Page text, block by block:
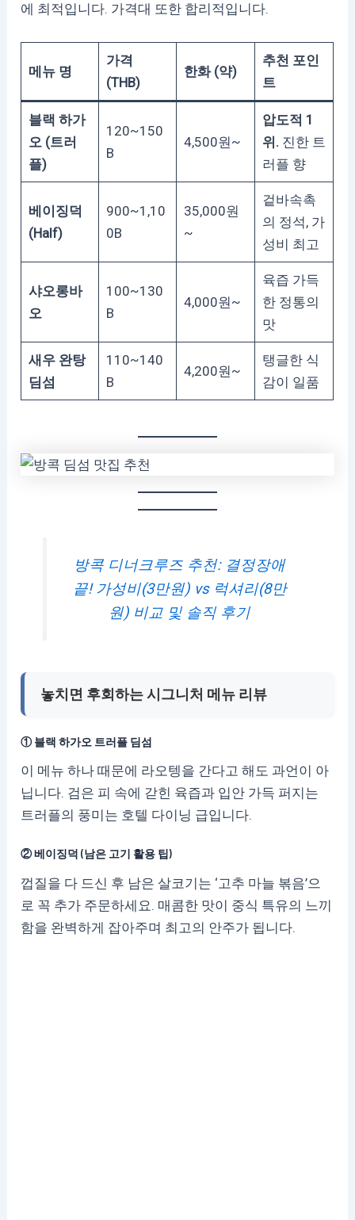
에 최적입니다. 가격대 또한 합리적입니다.
메뉴 명
가격
(THB)
한화 (약)
추천 포인
트
블랙 하가
오 (트러
플)
120~150
B
4,500원~
압도적 1
위. 진한 트
러플 향
베이징덕
(Half)
900~1,10
0B
35,000원
~
겉바속촉
의 정석, 가
성비 최고
샤오롱바
오
100~130
B
4,000원~
육즙 가득
한 정통의
맛
새우 완탕
딤섬
110~140
B
4,200원~
탱글한 식
감이 일품
방콕 디너크루즈 추천: 결정장애
끝! 가성비(3만원) vs 럭셔리(8만
원) 비교 및 솔직 후기
놓치면 후회하는 시그니처 메뉴 리뷰
① 블랙 하가오 트러플 딤섬
이 메뉴 하나 때문에 라오텡을 간다고 해도 과언이 아
닙니다. 검은 피 속에 갇힌 육즙과 입안 가득 퍼지는
트러플의 풍미는 호텔 다이닝 급입니다.
② 베이징덕 (남은 고기 활용 팁)
껍질을 다 드신 후 남은 살코기는 ‘고추 마늘 볶음’으
로 꼭 추가 주문하세요. 매콤한 맛이 중식 특유의 느끼
함을 완벽하게 잡아주며 최고의 안주가 됩니다.